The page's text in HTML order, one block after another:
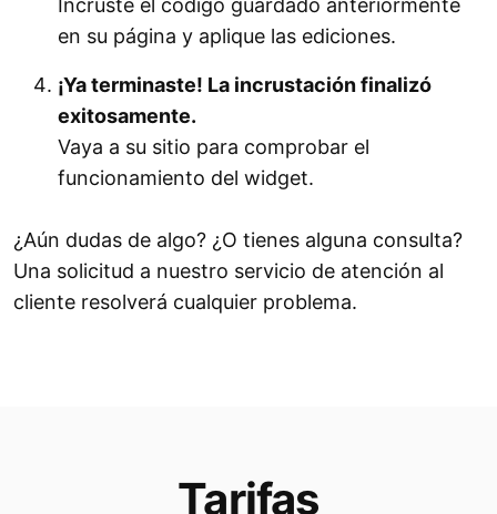
Incruste el código guardado anteriormente
en su página y aplique las ediciones.
¡Ya terminaste! La incrustación finalizó
exitosamente.
Vaya a su sitio para comprobar el
funcionamiento del widget.
¿Aún dudas de algo? ¿O tienes alguna consulta?
Una solicitud a nuestro servicio de atención al
cliente resolverá cualquier problema.
Tarifas